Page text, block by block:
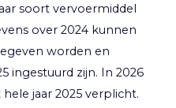
soort vervoermiddel
over 2024 kunnen
worden en
ingestuurd zijn. In 2026
jaar 2025 verplicht.